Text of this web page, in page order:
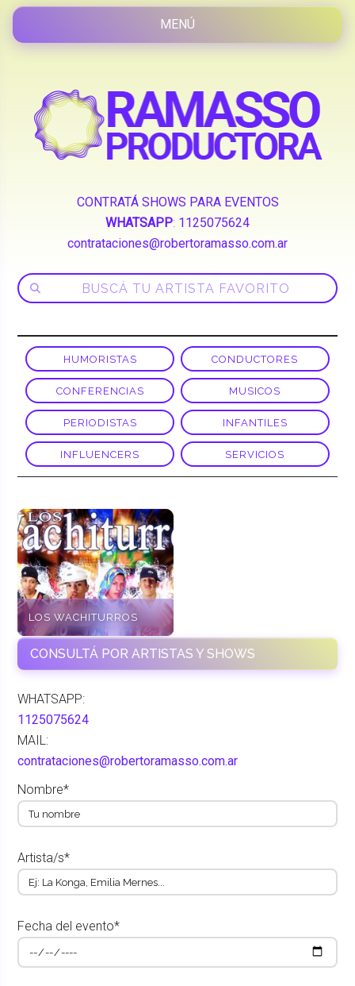
CONTRATÁ SHOWS PARA EVENTOS
WHATSAPP: 1125075624
contrataciones@robertoramasso.com.ar
HUMORISTAS CONDUCTORES
CONFERENCIAS MUSICOS
PERIODISTAS INFANTILES
INFLUENCERS SERVICIOS
LOS WACHITURROS
CONSULTÁ POR ARTISTAS Y SHOWS
WHATSAPP:
1125075624
MAIL:
contrataciones@robertoramasso.com.ar
Nombre*
Artista/s*
Fecha del evento*